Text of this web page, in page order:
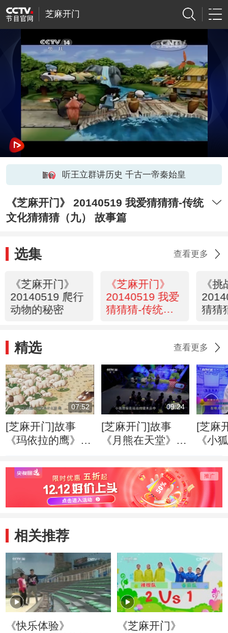
芝麻开门
听王立群讲历史 千古一帝秦始皇
《芝麻开门》 20140519 我爱猜猜猜-传统
文化猜猜猜（九） 故事篇
选集 查看更多
《芝麻开门》
20140519 爬行
动物的秘密
《芝麻开门》
20140519 我爱
猜猜猜-传统文
《
猜猜
精选 查看更多
07:52
[芝麻开门]故事
《玛依拉的鹰》
09:24
[芝麻开门]故事
《月熊在天堂》
[芝麻
《小
相关推荐
《快乐体验》
《芝麻开门》